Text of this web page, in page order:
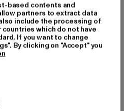
gmbh.de
based contents and
partners to extract data
include the processing of
which do not have
If you want to change
By clicking on "Accept" you